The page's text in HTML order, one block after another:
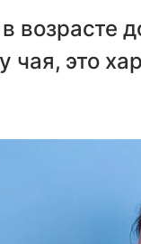
возрасте
чая, это